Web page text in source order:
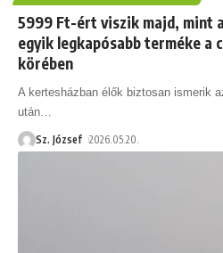
5999 Ft-ért viszik majd, mint
egyik legkapósabb terméke a
körében
A kertesházban élők biztosan ismerik
után…
Sz. József 2026.05.20.